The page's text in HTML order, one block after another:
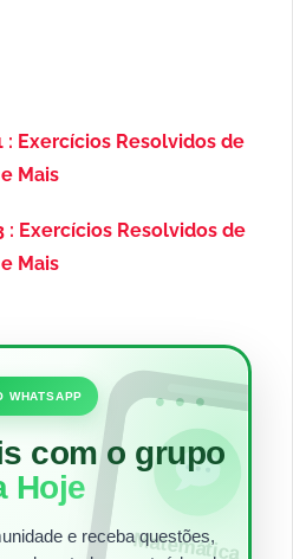
: Exercícios Resolvidos de
Mais
: Exercícios Resolvidos de
Mais
•••
WHATSAPP
com o grupo
Hoje
e receba questões,
Matem
ática